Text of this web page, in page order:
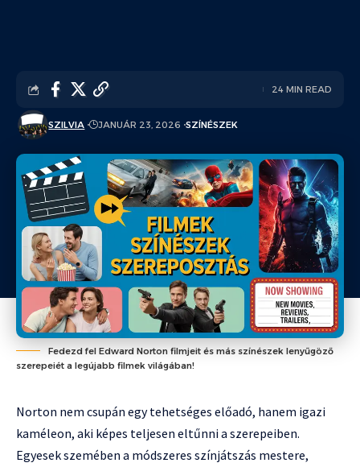
SZILVIA JANUÁR 23, 2026 SZÍNÉSZEK
24 MIN READ
Fedezd fel Edward Norton filmjeit és más színészek lenyűgöző
szerepeiét a legújabb filmek világában!
Norton nem csupán egy tehetséges előadó, hanem igazi
kaméleon, aki képes teljesen eltűnni a szerepeiben.
Egyesek szemében a módszeres színjátszás mestere,